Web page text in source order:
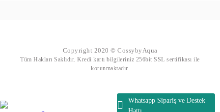
Whatsapp Sipariş ve Destek
Copyright 2020 © CossybyAqua
Tüm Hakları Saklıdır. Kredi kartı bilgileriniz 256bit SSL sertifikası ile
korunmaktadır.